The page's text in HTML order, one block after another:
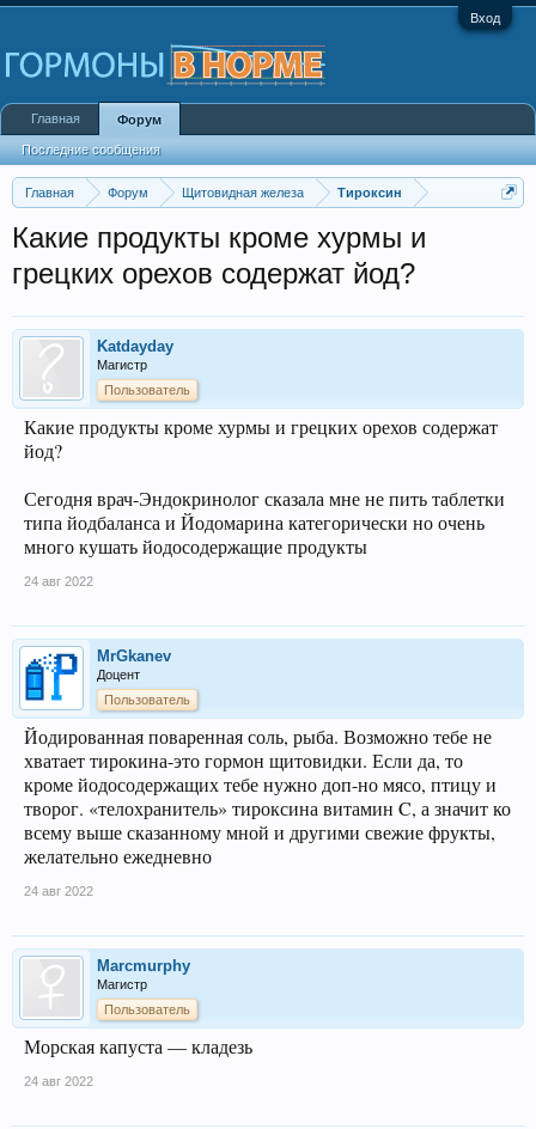
Вход
Главная Форум Щитовидная железа Тироксин
Какие продукты кроме хурмы и
грецких орехов содержат йод?
Katdayday
Магистр
Пользователь
Какие продукты кроме хурмы и грецких орехов содержат
йод?
Сегодня врач-Эндокринолог сказала мне не пить таблетки
типа йодбаланса и Йодомарина категорически но очень
много кушать йодосодержащие продукты
24 авг 2022
MrGkanev
Доцент
Пользователь
Йодированная поваренная соль, рыба. Возможно тебе не
хватает тирокина-это гормон щитовидки. Если да, то
кроме йодосодержащих тебе нужно доп-но мясо, птицу и
творог. «телохранитель» тироксина витамин C, а значит ко
всему выше сказанному мной и другими свежие фрукты,
желательно ежедневно
24 авг 2022
Marcmurphy
Магистр
Пользователь
Морская капуста — кладезь
24 авг 2022
Главная Форум
Последние сообщения